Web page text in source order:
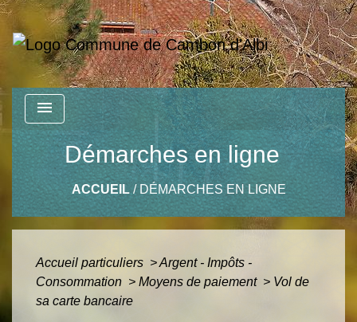
menu
Démarches en ligne
ACCUEIL/ DÉMARCHES EN LIGNE
Accueil particuliers >Argent - Impôts -
Consommation > Moyens de paiement > Vol de
sa carte bancaire